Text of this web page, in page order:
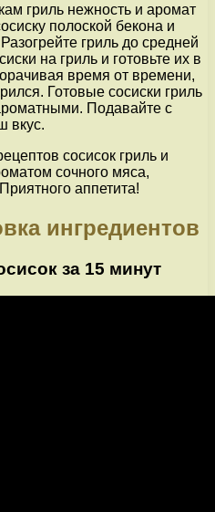
гриль нежность и аромат
полоской бекона и
гриль до средней
на гриль и готовьте их в
время от времени,
Готовые сосиски гриль
Подавайте с
вкус.
сосисок гриль и
сочного мяса,
аппетита!
ингредиентов
за 15 минут